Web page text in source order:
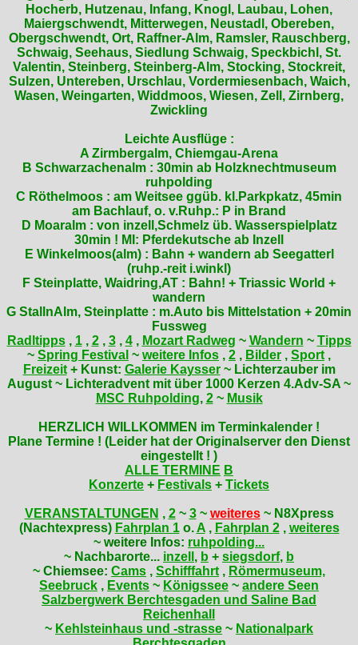
Hocherb, Hutzenau, Infang, Knogl, Laubau, Lohen,
Maiergschwendt, Mitterwegen, Neustadl, Obereben,
Obergschwendt, Ort, Raffner-Alm, Ramsler, Rauschberg,
Schwaig, Seehaus, Siedlung Schwaig, Speckbichl, St.
Valentin, Steinberg, Steinberg-Alm, Stocking, Stockreit,
Sulzen, Untereben, Urschlau, Vordermiesenbach, Waich,
Wasen, Weingarten, Widdmoos, Wiesen, Zell, Zirnberg,
Zwickling
Leichte Ausflüge :
A Zirmbergalm, Chiemgau-Arena
B Schwarzachenalm : 30min ab Holzknechtmuseum
ruhpolding
C Röthelmoos : am Weitsee ggüb. kl.Parkpkatz, 45min
am Bachlauf, o. v.Ruhp.: P in Brand
D Moaralm : von inzell,Schmelz üb. Wasserspielplatz
30min ! MI: Pferdekutsche ab Inzell
E Winkelmoos(alm) : Bahn + wandern ab Seegatterl
(ruhp.-reit i.winkl)
F Steinplatte, Waidring,AT : Bahn! + Triassic World +
wandern
G StallnAlm, Steinplatte : m.Auto bis Mittelstation + 20min
Fussweg
Radltipps, 1, 2, 3, 4, Mozart Radweg ~ Wandern ~ Tipps
~ Spring Festival ~ weitere Infos , 2 , Bilder , Sport ,
Freizeit+ Kunst: Galerie Kaysser~ Lichterzauber im
August ~ Lichteradvent mit über 1000 Kerzen 4.Adv-SA ~
MSC Ruhpolding, 2~ Musik
HERZLICH WILLKOMMEN im Terminkalender !
Plane Termine ! (Leider hat der Originalserver den Dienst
eingestellt ! )
ALLE TERMINE B
Konzerte + Festivals + Tickets
VERANSTALTUNGEN , 2~ 3~ weiteres~ N8Xpress
(Nachtexpress) Fahrplan 1o. A, Fahrplan 2, weiteres
~ weitere Infos: ruhpolding...
~ Nachbarorte... inzell , b + siegsdorf, b
~ Chiemsee: Cams , Schifffahrt , Römermuseum,
Seebruck , Events ~ Königssee ~ andere Seen
Salzbergwerk Berchtesgaden und Saline Bad
Reichenhall
~ Kehlsteinhaus und -strasse ~ Nationalpark